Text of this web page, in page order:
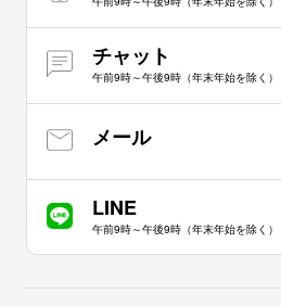
チャット
午前9時～午後9時（年末年始を除く）
メール
LINE
午前9時～午後9時（年末年始を除く）